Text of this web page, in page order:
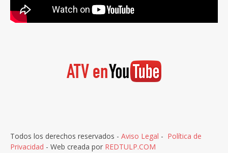
Todos los derechos reservados - Aviso Legal - Política de
Privacidad - Web creada por REDTULP.COM